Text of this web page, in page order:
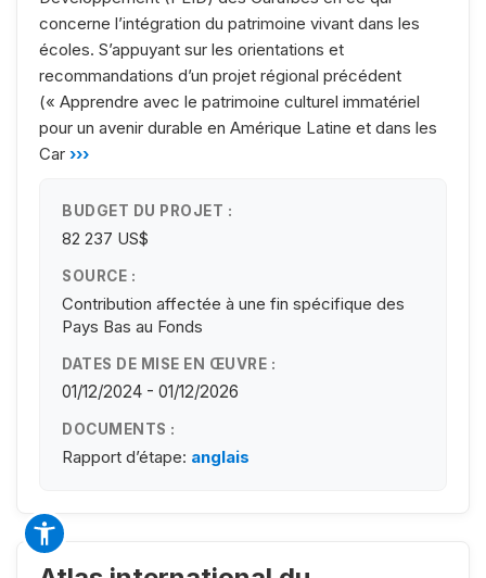
concerne l’intégration du patrimoine vivant dans les
écoles. S’appuyant sur les orientations et
recommandations d’un projet régional précédent
(« Apprendre avec le patrimoine culturel immatériel
pour un avenir durable en Amérique Latine et dans les
Car ›››
BUDGET DU PROJET :
82 237 US$
SOURCE :
Contribution affectée à une fin spécifique des
Pays Bas au Fonds
DATES DE MISE EN ŒUVRE :
01/12/2024 - 01/12/2026
DOCUMENTS :
Rapport d’étape: anglais